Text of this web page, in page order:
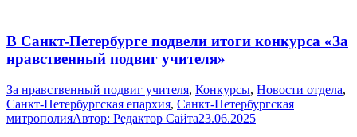
В Санкт-Петербурге подвели итоги конкурса «За
нравственный подвиг учителя»
За нравственный подвиг учителя, Конкурсы, Новости отдела,
Санкт-Петербургская епархия, Санкт-Петербургская
митрополияАвтор: Редактор Сайта23.06.2025